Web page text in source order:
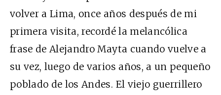
volver a Lima, once años después de mi
primera visita, recordé la melancólica
frase de Alejandro Mayta cuando vuelve a
su vez, luego de varios años, a un pequeño
poblado de los Andes. El viejo guerrillero